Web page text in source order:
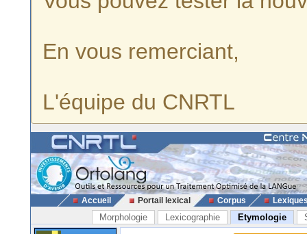
En vous remerciant,
L'équipe du CNRTL
Accueil Portail lexical Corpus
Morphologie Lexicographie Etymologie